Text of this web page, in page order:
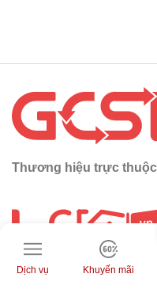
Thương hiệu trực thuộc
Mạng xã hội
Dịch vụ Khuyến mãi